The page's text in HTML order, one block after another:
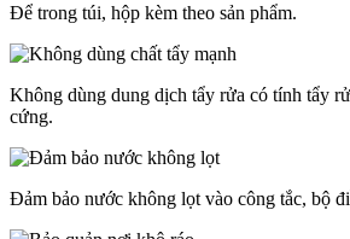
Để trong túi, hộp kèm theo sản phẩm.
Không dùng dung dịch tẩy rửa có tính tẩy
cứng.
Đảm bảo nước không lọt vào công tắc, bộ